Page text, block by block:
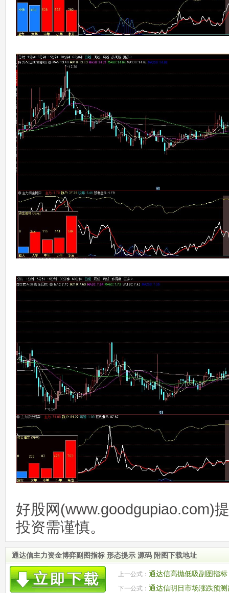
好股网(www.goodgupiao.com)
投资需谨慎。
通达信主力资金博弈副图指标 形态提示 源码 附图下载地址
上一公式： 通达信高抛低吸副图指
下一公式： 通达信明日市场涨跌预